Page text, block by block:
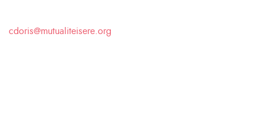
cdoris@mutualiteisere.org